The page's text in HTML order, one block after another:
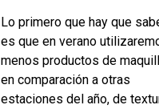
Lo primero que hay que
es que en verano
menos productos de
en comparación a otras
estaciones del año, de